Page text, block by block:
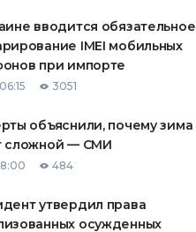
вводится обязательное
IMEI мобильных
при импорте
3051
объяснили, почему зима
сложной — СМИ
484
утвердил права
осужденных